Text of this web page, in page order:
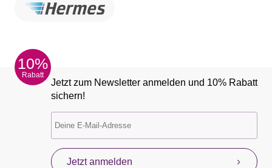
10%
Rabatt
Jetzt zum Newsletter anmelden und 10% Rabatt
sichern!
Jetzt anmelden